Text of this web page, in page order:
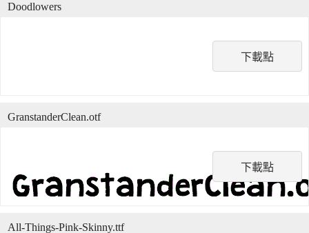
下載點
Doodlowers
下載點
GranstanderClean.otf
All-Things-Pink-Skinny.ttf